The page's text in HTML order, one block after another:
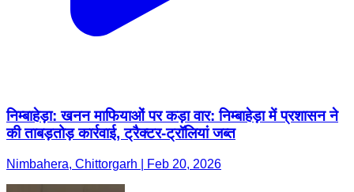
निम्बाहेड़ा: खनन माफियाओं पर कड़ा वार: निम्बाहेड़ा में प्रशासन ने
की ताबड़तोड़ कार्रवाई, ट्रैक्टर-ट्रॉलियां जब्त
Nimbahera, Chittorgarh | Feb 20, 2026